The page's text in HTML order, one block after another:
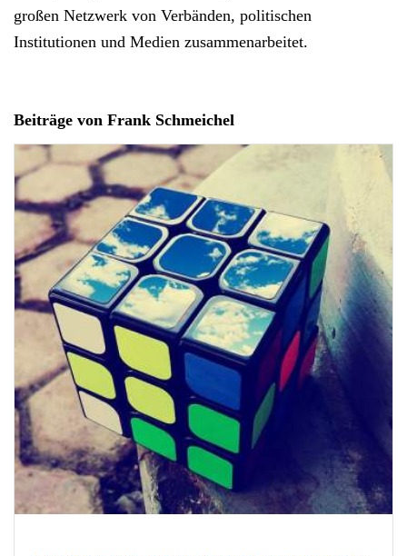
großen Netzwerk von Verbänden, politischen
Institutionen und Medien zusammenarbeitet.
Beiträge von Frank Schmeichel